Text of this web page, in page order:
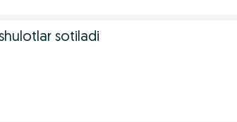
sotiladi